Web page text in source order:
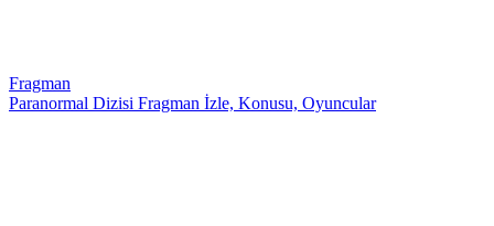
Fragman
Paranormal Dizisi Fragman İzle, Konusu, Oyuncular